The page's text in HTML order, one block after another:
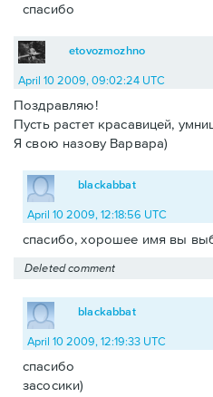
спасибо
etovozmozhno
April 10 2009, 09:02:24 UTC
Поздравляю!
Пусть растет красавицей,
Я свою назову Варвара)
blackabbat
April 10 2009, 12:18:56 UTC
спасибо, хорошее имя вы
Deleted comment
blackabbat
April 10 2009, 12:19:33 UTC
спасибо
засосики)